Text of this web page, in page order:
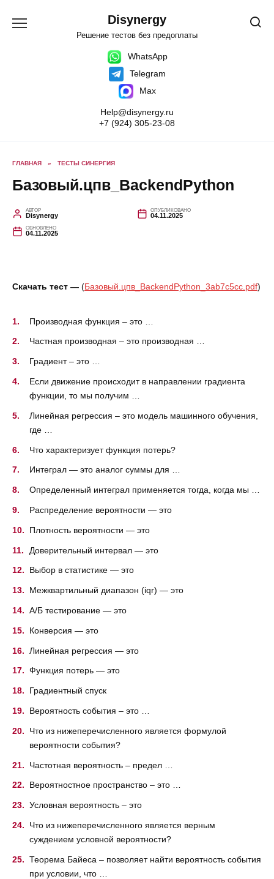
содержанию
Disynergy
Решение тестов без предоплаты
WhatsApp
Telegram
Max
Help@disynergy.ru
+7 (924) 305-23-08
ГЛАВНАЯ » ТЕСТЫ СИНЕРГИЯ
Базовый.цпв_BackendPython
АВТОР
Disynergy
ОПУБЛИКОВАНО
04.11.2025
ОБНОВЛЕНО
04.11.2025
Скачать тест — (Базовый.цпв_BackendPython_3ab7c5cc.pdf)
Производная функция – это …
Частная производная – это производная …
Градиент – это …
Если движение происходит в направлении градиента
функции, то мы получим …
Линейная регрессия – это модель машинного обучения,
где …
Что характеризует функция потерь?
Интеграл — это аналог суммы для …
Определенный интеграл применяется тогда, когда мы …
Распределение вероятности — это
Плотность вероятности — это
Доверительный интервал — это
Выбор в статистике — это
Межквартильный диапазон (iqr) — это
A/Б тестирование — это
Конверсия — это
Линейная регрессия — это
Функция потерь — это
Градиентный спуск
Вероятность события – это …
Что из нижеперечисленного является формулой
вероятности события?
Частотная вероятность – предел …
Вероятностное пространство – это …
Условная вероятность – это
Что из нижеперечисленного является верным
суждением условной вероятности?
Теорема Байеса – позволяет найти вероятность события
при условии, что …